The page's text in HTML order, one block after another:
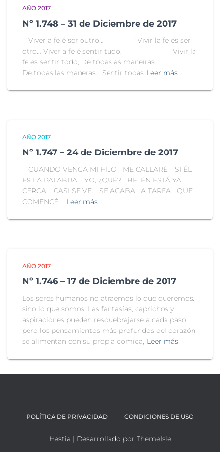
AÑO 2017
Nº 1.748 – 31 de Diciembre de 2017
“Viver a fe é ser outro… “Vivir la fe es ser
otro… Viver a fe é sentir tudo, Vivir la
fe es sentir todo, De todas as maneiras…
De todas las maneras… Sentir todas Leer más
AÑO 2017
Nº 1.747 – 24 de Diciembre de 2017
“CUANDO VENGA MI HIJO ME CALLARÉ. SI ÉL
ES LA PALABRA, YO, ¿QUÉ? BELÉN ESTÁ YA
CERCA, CASI SE VE. SE ACABA LA TAREA QUE
COMENCÉ.
Leer más
AÑO 2017
Nº 1.746 – 17 de Diciembre de 2017
Los seres humanos no atraemos lo que queremos,
sino lo que somos. Las fantasías, caprichos y
aspiraciones pueden resquebrajarse a cada paso,
pero los pensamientos más profundos del corazón
se alimentan con su propia comida, Leer más
POLÍTICA DE PRIVACIDAD CONDICIONES DE USO
Hestia | Desarrollado por ThemeIsle